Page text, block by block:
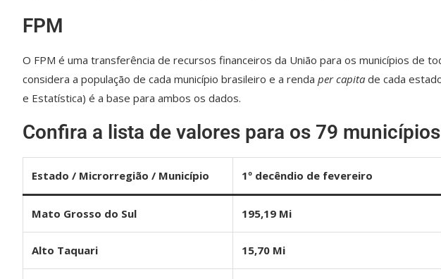
FPM
O FPM é uma transferência de recursos financeiros da União para os municípios de
considera a população de cada município brasileiro e a renda per capita de cada
e Estatística) é a base para ambos os dados.
Confira a lista de valores para os 79
Estado / Microrregião / Município 1º decêndio de fevereiro
Mato Grosso do Sul 195,19 Mi
Alto Taquari 15,70 Mi